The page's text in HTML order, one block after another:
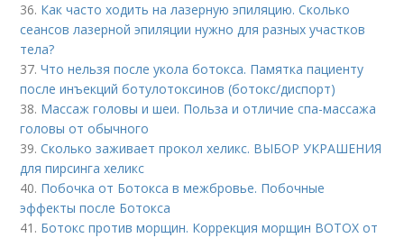
36. Как часто ходить на лазерную эпиляцию. Сколько
сеансов лазерной эпиляции нужно для разных участков
тела?
37.Что нельзя после укола ботокса. Памятка пациенту
после инъекций ботулотоксинов (ботокс/диспорт)
38. Массаж головы и шеи. Польза и отличие спа-массажа
головы от обычного
39.Сколько заживает прокол хеликс. ВЫБОР УКРАШЕНИЯ
для пирсинга хеликс
40. Побочка от Ботокса в межбровье. Побочные
эффекты после Ботокса
41. Ботокс против морщин. Коррекция морщин BOTOX от